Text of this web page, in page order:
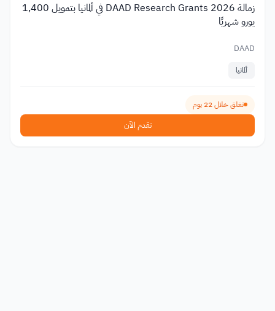
زمالة DAAD Research Grants 2026 في ألمانيا بتمويل 1,400
يورو شهريًا
DAAD
ألمانيا
تغلق خلال 22 يوم
تقدم الآن